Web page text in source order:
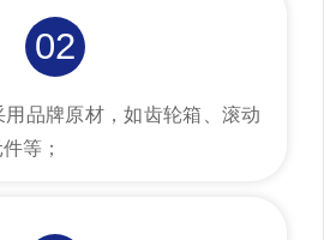
02
品牌原材，如齿轮箱、滚动
等；